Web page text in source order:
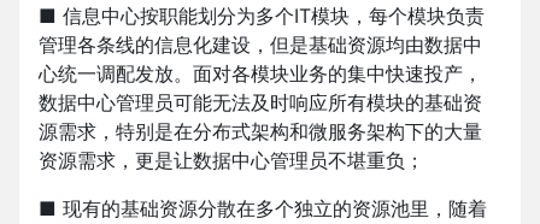
■ 信息中心按职能划分为多个IT模块，每个模块负责
管理各条线的信息化建设，但是基础资源均由数据中
心统一调配发放。面对各模块业务的集中快速投产，
数据中心管理员可能无法及时响应所有模块的基础资
源需求，特别是在分布式架构和微服务架构下的大量
资源需求，更是让数据中心管理员不堪重负；
■ 现有的基础资源分散在多个独立的资源池里，随着